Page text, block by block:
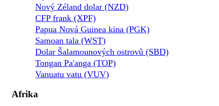
Nový Zéland dolar (NZD)
CFP frank (XPF)
Papua Nová Guinea kina (PGK)
Samoan tala (WST)
Dolar Šalamounových ostrovů (SBD)
Tongan Pa'anga (TOP)
Vanuatu vatu (VUV)
Afrika